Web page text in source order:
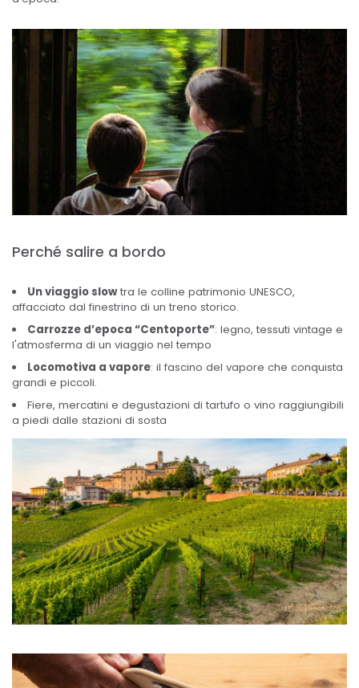
Perché salire a bordo
Un viaggio slowtra le colline patrimonio UNESCO,
affacciato dal finestrino di un treno storico.
Carrozze d’epoca “Centoporte”: legno, tessuti vintage e
l'atmosferma di un viaggio nel tempo
Locomotiva a vapore: il fascino del vapore che conquista
grandi e piccoli.
Fiere, mercatini e degustazioni di tartufo o vino raggiungibili
a piedi dalle stazioni di sosta